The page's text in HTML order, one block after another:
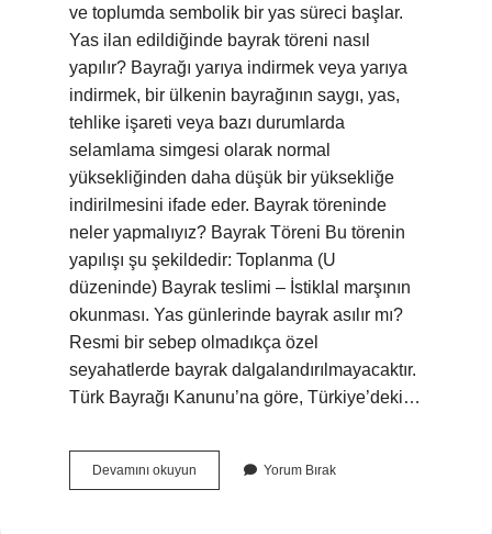
ve toplumda sembolik bir yas süreci başlar.
Yas ilan edildiğinde bayrak töreni nasıl
yapılır? Bayrağı yarıya indirmek veya yarıya
indirmek, bir ülkenin bayrağının saygı, yas,
tehlike işareti veya bazı durumlarda
selamlama simgesi olarak normal
yüksekliğinden daha düşük bir yüksekliğe
indirilmesini ifade eder. Bayrak töreninde
neler yapmalıyız? Bayrak Töreni Bu törenin
yapılışı şu şekildedir: Toplanma (U
düzeninde) Bayrak teslimi – İstiklal marşının
okunması. Yas günlerinde bayrak asılır mı?
Resmi bir sebep olmadıkça özel
seyahatlerde bayrak dalgalandırılmayacaktır.
Türk Bayrağı Kanunu’na göre, Türkiye’deki…
Devamını okuyun
Yas
Yorum Bırak